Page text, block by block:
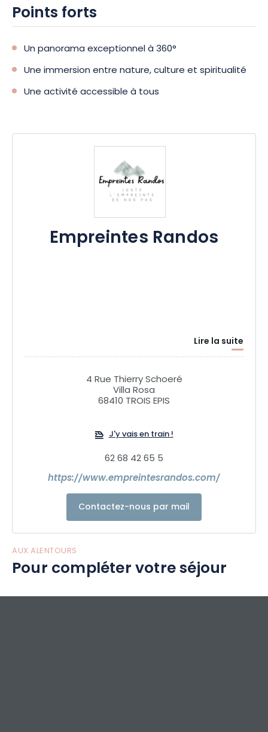
Points forts
Un panorama exceptionnel à 360°
Une immersion entre nature, culture et spiritualité
Une activité accessible à tous
Empreintes Randos
Lire la suite
4 Rue Thierry Schoeré
Villa Rosa
68410 TROIS EPIS
J'y vais en train !
62 68 42 65 5
https://www.empreintesrandos.com/
Contactez-nous par mail
AUX ALENTOURS
Pour compléter votre séjour